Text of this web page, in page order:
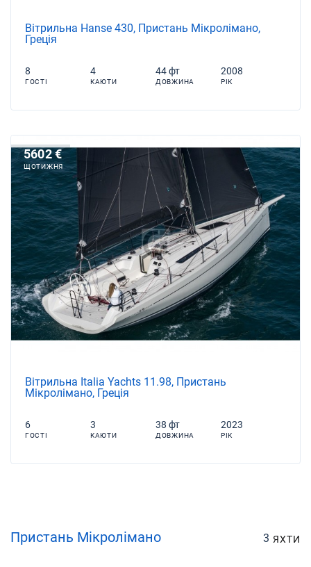
Вітрильна Hanse 430, Пристань Мікролімано,
Греція
8
ГОСТІ
4
КАЮТИ
44 фт
ДОВЖИНА
2008
РІК
5602 €
ЩОТИЖНЯ
Вітрильна Italia Yachts 11.98, Пристань
Мікролімано, Греція
6
ГОСТІ
3
КАЮТИ
38 фт
ДОВЖИНА
2023
РІК
Пристань Мікролімано 3 ЯХТИ